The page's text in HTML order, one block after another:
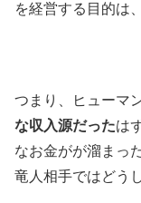
を経営する目的は
つまり、ヒューマ
な収入源だったは
なお金がが溜まっ
竜人相手ではどう